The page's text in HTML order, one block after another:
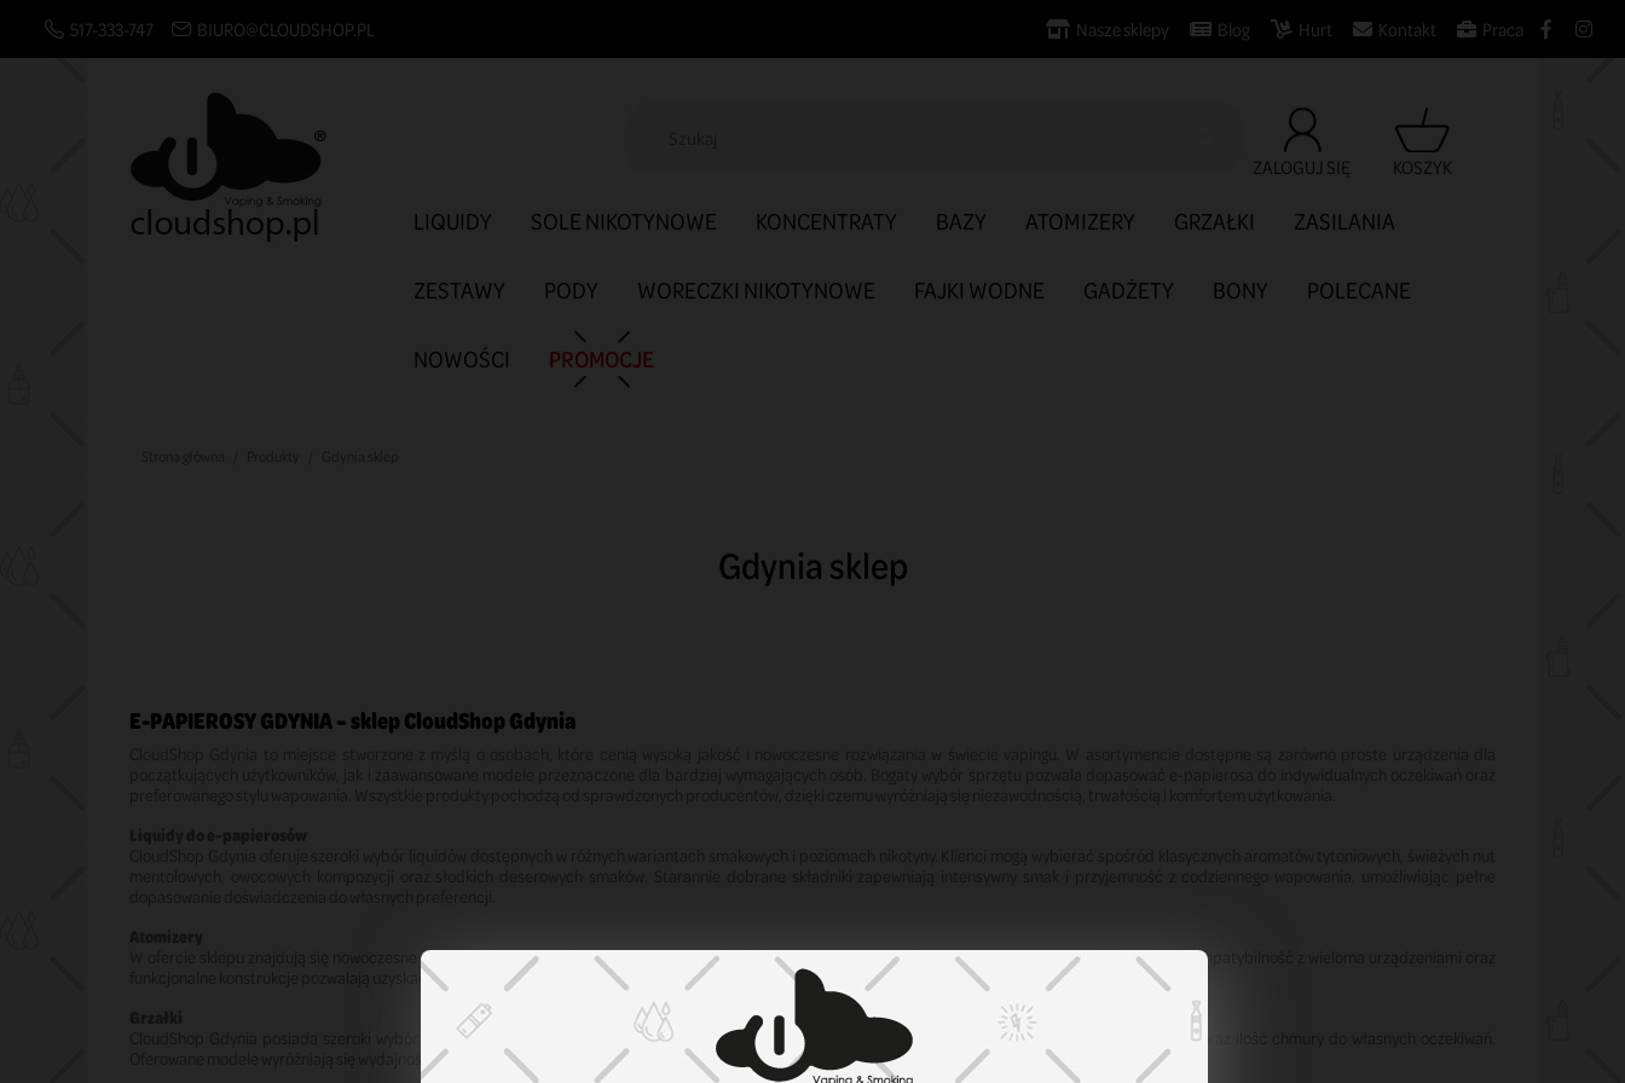
517-333-747 BIURO@CLOUDSHOP.PL Nasze sklepy Blog Hurt Kontakt Praca
ZALOGUJ SIĘ KOSZYK
LIQUIDY SOLE NIKOTYNOWE KONCENTRATY BAZY ATOMIZERY GRZAŁKI ZASILANIA
ZESTAWY PODY WORECZKI NIKOTYNOWE FAJKI WODNE GADŻETY BONY POLECANE
NOWOŚCI PROMOCJE
Gdynia sklep
E-PAPIEROSY GDYNIA – sklep CloudShop Gdynia
W ofercie sklepu znajdują się nowoczesne atomizery zaprojektowane z myślą o różnych stylach wapowania. Zróżnicowane systemy przepływu powietrza, kompatybilność z wieloma urządzeniami oraz
funkcjonalne konstrukcje pozwalają uzyskać idealne połączenie smaku i ilości produkowanej pary.
CloudShop Gdynia posiada szeroki wybór grzałek o różnych parametrach technicznych. Dzięki temu użytkownicy mogą dostosować intensywność smaku oraz ilość chmury do własnych oczekiwań.
Oferowane modele wyróżniają się wydajnością, trwałością oraz stabilną pracą, zapewniając komfort podczas codziennego użytkowania.